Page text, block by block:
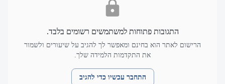
התגובות פתוחות למשתמשים רשומים בלבד.
הרישום לאתר הוא בחינם ומאפשר לך להגיב על שיעורים ולשמור
את התקדמות הלמידה שלך.
התחבר עכשיו כדי להגיב